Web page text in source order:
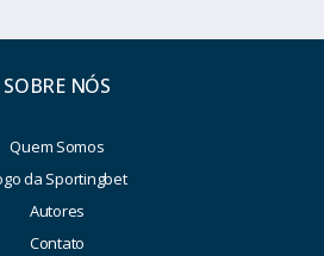
SOBRE NÓS
Quem Somos
da Sportingbet
Autores
Contato